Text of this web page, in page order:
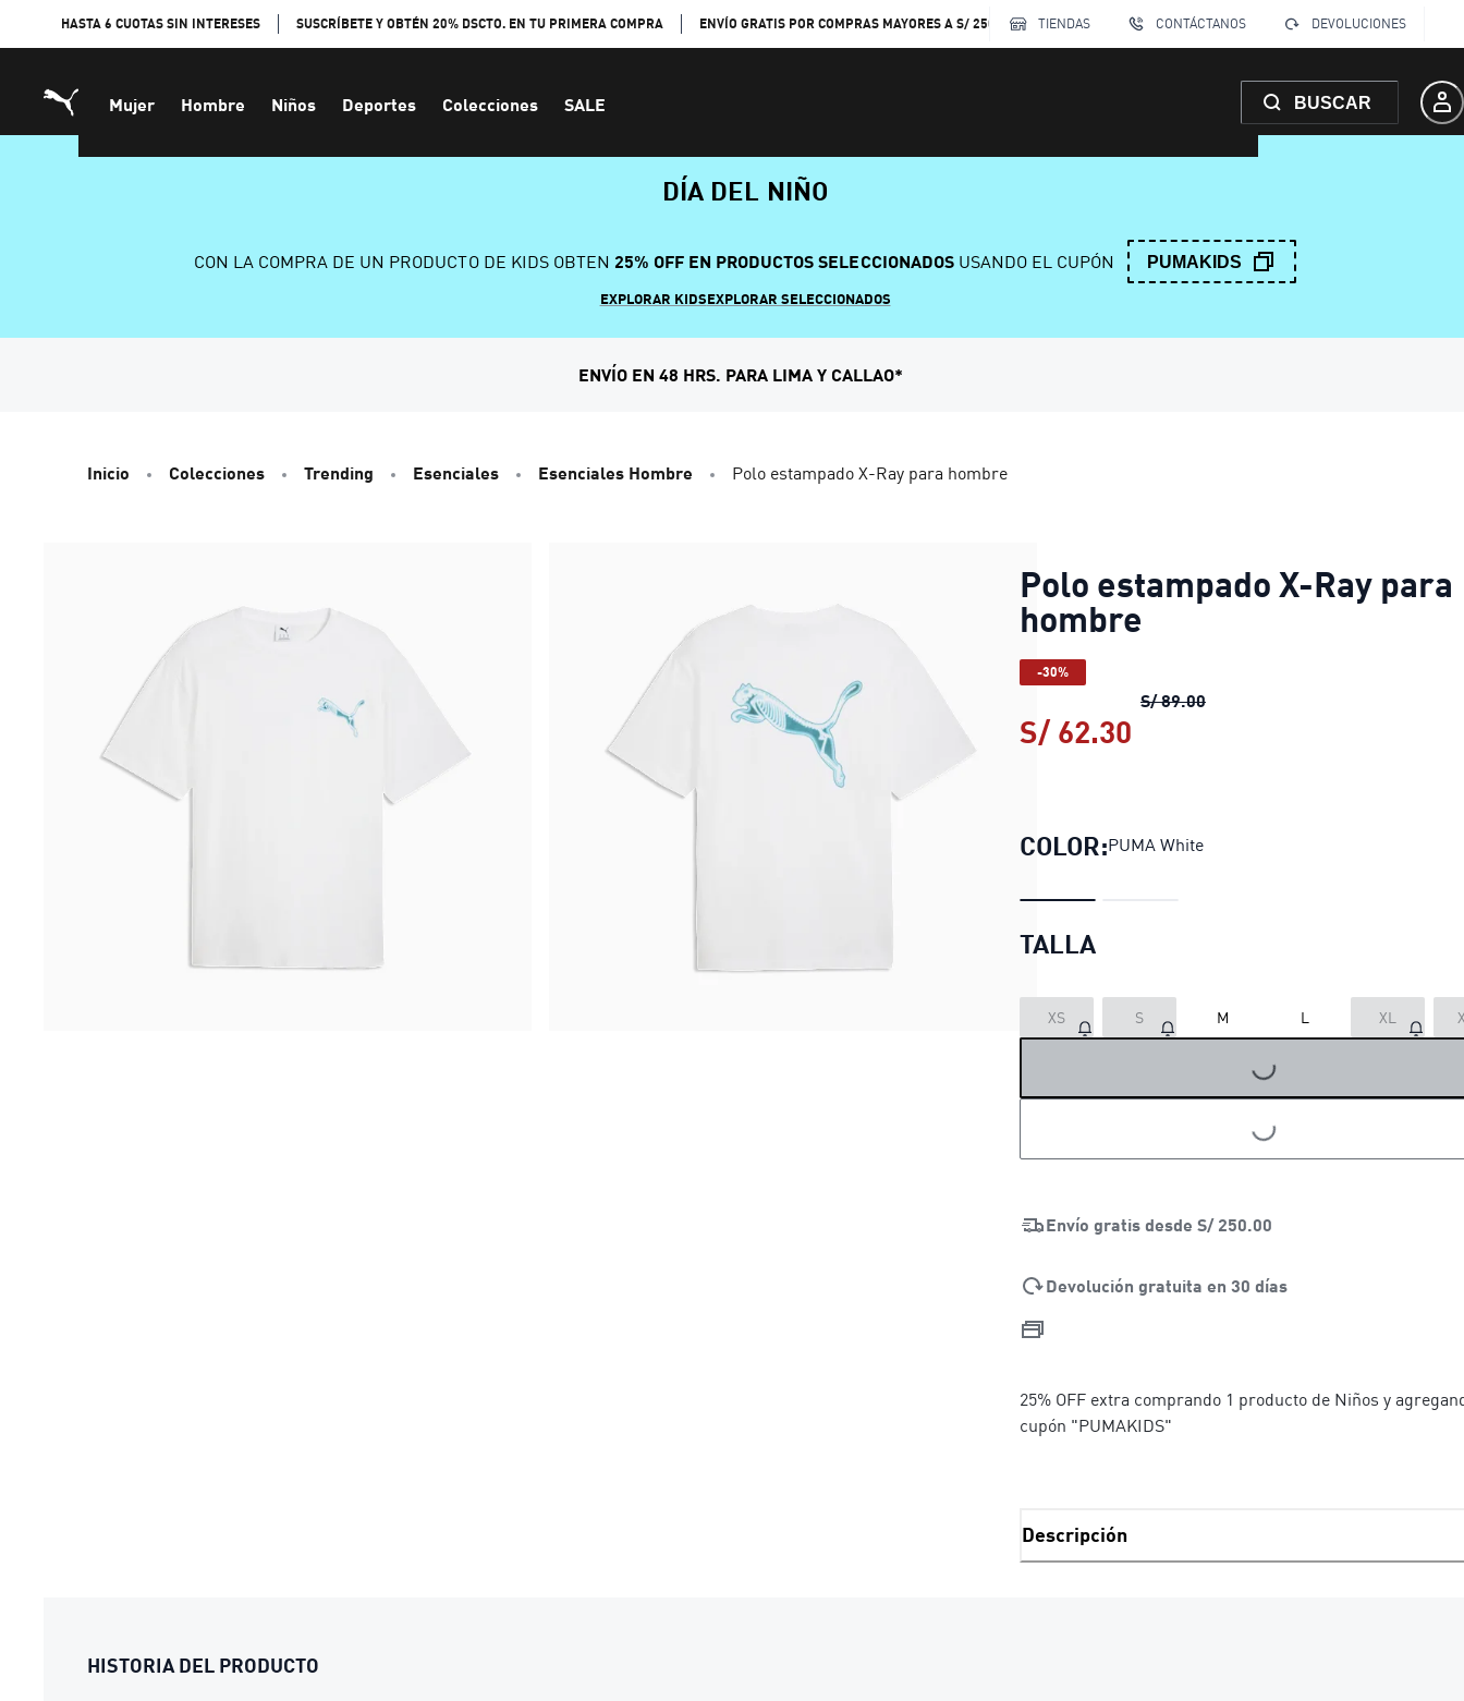
HASTA 6 CUOTAS SIN INTERESES SUSCRÍBETE Y OBTÉN 20% DSCTO. EN TU PRIMERA COMPRA ENVÍO GRATIS POR COMPRAS MAYORES A S/ 250 TIENDAS CONTÁCTANOS DEVOLUCIONES
Mujer Hombre Niños Deportes Colecciones SALE BUSCAR
DÍA DEL NIÑO
CON LA COMPRA DE UN PRODUCTO DE KIDS OBTEN 25% OFF EN PRODUCTOS SELECCIONADOSUSANDO EL CUPÓN PUMAKIDS
EXPLORAR KIDSEXPLORAR SELECCIONADOS
ENVÍO EN 48 HRS. PARA LIMA Y CALLAO*
Inicio Colecciones Trending Esenciales Esenciales Hombre Polo estampado X-Ray para hombre
Polo estampado X-Ray para
hombre
-30%
S/ 89.00Polo estampado X-Ray para
S/ 62.30
COLOR:PUMA White
TALLA
XS S M L XL
LOADING...
LOADING...
Envío gratis desde S/ 250.00
Devolución gratuita en 30 días
25% OFF extra comprando 1 producto de Niños y
cupón "PUMAKIDS"
Descripción
HISTORIA DEL PRODUCTO